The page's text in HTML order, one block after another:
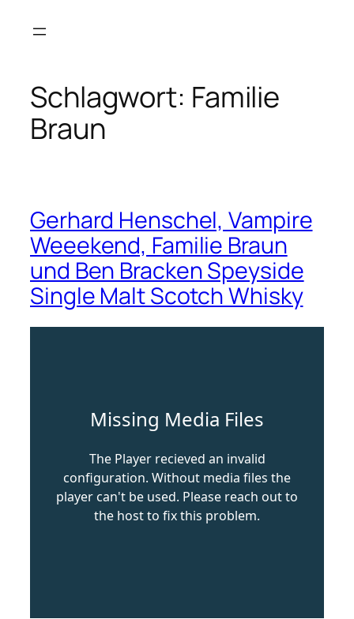
Inhalt
Schlagwort: Familie
Braun
Gerhard Henschel, Vampire
Weeekend, Familie Braun
und Ben Bracken Speyside
Single Malt Scotch Whisky